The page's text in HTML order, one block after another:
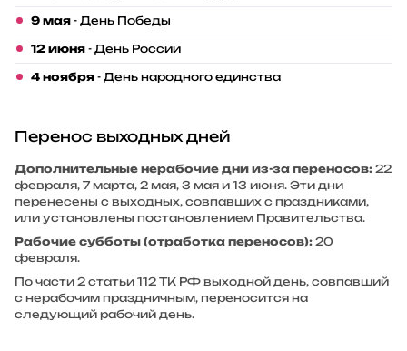
9 мая - День Победы
12 июня - День России
4 ноября - День народного единства
Перенос выходных дней
Дополнительные нерабочие дни из-за переносов: 22
февраля, 7 марта, 2 мая, 3 мая и 13 июня. Эти дни
перенесены с выходных, совпавших с праздниками,
или установлены постановлением Правительства.
Рабочие субботы (отработка переносов): 20
февраля.
По части 2 статьи 112 ТК РФ выходной день, совпавший
с нерабочим праздничным, переносится на
следующий рабочий день.